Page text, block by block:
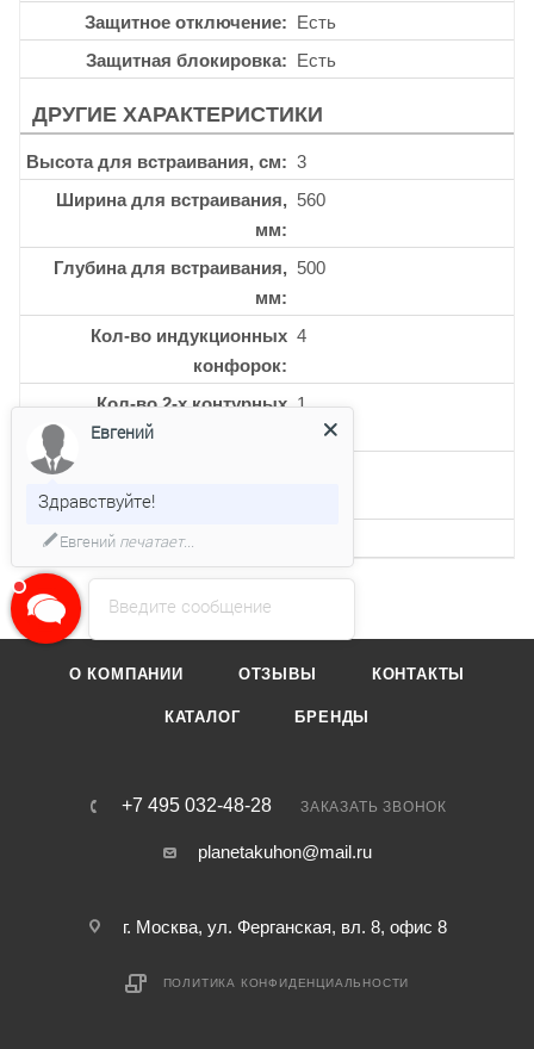
Защитное отключение
Есть
Защитная блокировка
Есть
ДРУГИЕ ХАРАКТЕРИСТИКИ
Высота для встраивания, см
3
Ширина для встраивания,
мм
560
Глубина для встраивания,
мм
500
Кол-во индукционных
конфорок
4
Кол-во 2-х контурных 1
Кол-во уровней мощности
О КОМПАНИИ ОТЗЫВЫ КОНТАКТЫ
КАТАЛОГ БРЕНДЫ
+7 495 032-48-28 ЗАКАЗАТЬ ЗВОНОК
planetakuhon@mail.ru
г. Москва, ул. Ферганская, вл. 8, офис 8
ПОЛИТИКА КОНФИДЕНЦИАЛЬНОСТИ
Введите сообщение
Евгений
Здравствуйте!
Евгенийпечатает...